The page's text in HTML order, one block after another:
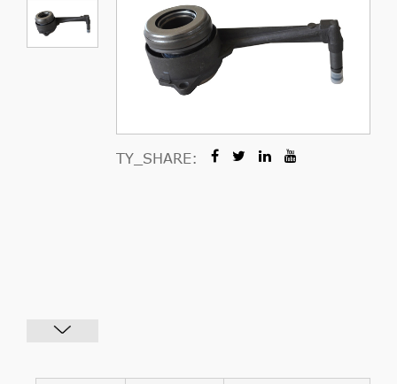
TY_SHARE: